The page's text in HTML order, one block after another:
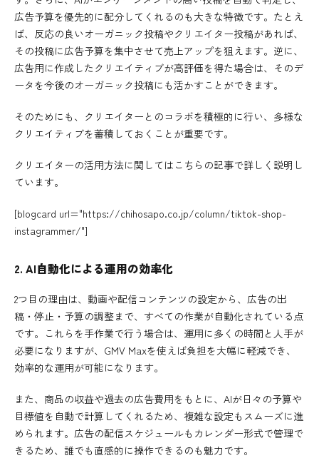
広告予算を優先的に配分してくれるのも大きな特徴です。たとえ
ば、反応の良いオーガニック投稿やクリエイター投稿があれば、
その投稿に広告予算を集中させて売上アップを狙えます。逆に、
広告用に作成したクリエイティブが高評価を得た場合は、そのデ
ータを今後のオーガニック投稿にも活かすことができます。
そのためにも、クリエイターとのコラボを積極的に行い、多様な
クリエイティブを蓄積しておくことが重要です。
クリエイターの活用方法に関してはこちらの記事で詳しく説明し
ています。
[blogcard url="https://chihosapo.co.jp/column/tiktok-shop-
instagrammer/"]
2. AI自動化による運用の効率化
2つ目の理由は、動画や配信コンテンツの設定から、広告の出
稿・停止・予算の調整まで、すべての作業が自動化されている点
です。これらを手作業で行う場合は、運用に多くの時間と人手が
必要になりますが、GMV Maxを使えば負担を大幅に軽減でき、
効率的な運用が可能になります。
また、商品の収益や過去の広告費用をもとに、AIが日々の予算や
目標値を自動で計算してくれるため、複雑な設定もスムーズに進
められます。広告の配信スケジュールもカレンダー形式で管理で
きるため、誰でも直感的に操作できるのも魅力です。